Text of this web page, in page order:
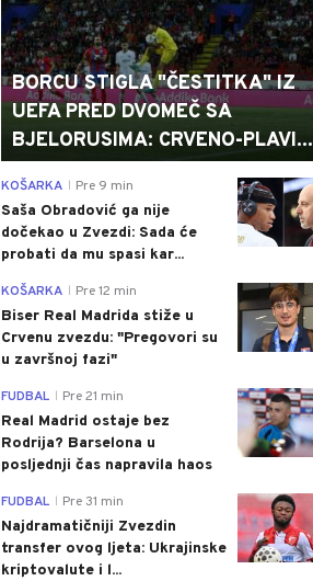
BORCU STIGLA "ČESTITKA" IZ
UEFA PRED DVOMEČ SA
BJELORUSIMA: CRVENO-PLAVI...
KOŠARKA Pre 9 min
Saša Obradović ga nije
dočekao u Zvezdi: Sada će
probati da mu spasi kar...
KOŠARKA Pre 12 min
Biser Real Madrida stiže u
Crvenu zvezdu: "Pregovori su
u završnoj fazi"
FUDBAL Pre 21 min
Real Madrid ostaje bez
Rodrija? Barselona u
posljednji čas napravila haos
FUDBAL Pre 31 min
Najdramatičniji Zvezdin
transfer ovog ljeta: Ukrajinske
kriptovalute i l...